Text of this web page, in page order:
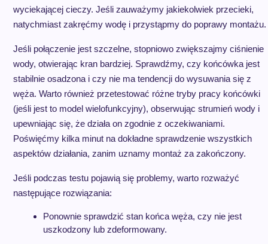
wyciekającej cieczy. Jeśli zauważymy jakiekolwiek przecieki,
natychmiast zakręćmy wodę i przystąpmy do poprawy montażu.
Jeśli połączenie jest szczelne, stopniowo zwiększajmy ciśnienie
wody, otwierając kran bardziej. Sprawdźmy, czy końcówka jest
stabilnie osadzona i czy nie ma tendencji do wysuwania się z
węża. Warto również przetestować różne tryby pracy końcówki
(jeśli jest to model wielofunkcyjny), obserwując strumień wody i
upewniając się, że działa on zgodnie z oczekiwaniami.
Poświęćmy kilka minut na dokładne sprawdzenie wszystkich
aspektów działania, zanim uznamy montaż za zakończony.
Jeśli podczas testu pojawią się problemy, warto rozważyć
następujące rozwiązania:
Ponownie sprawdzić stan końca węża, czy nie jest
uszkodzony lub zdeformowany.